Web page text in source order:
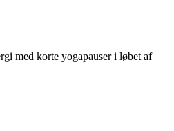
med korte yogapauser i løbet af